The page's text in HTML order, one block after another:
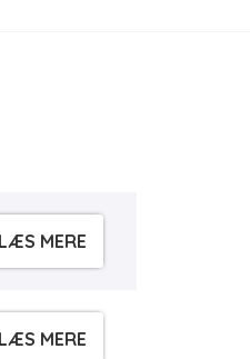
LÆS MERE
LÆS MERE